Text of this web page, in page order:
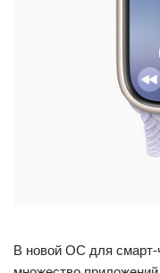
В новой ОС для смарт-